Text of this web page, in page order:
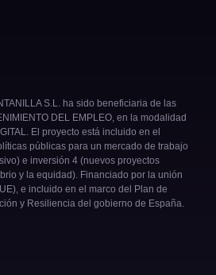
S.L. ha sido beneficiaria de las
DEL EMPLEO, en la modalidad
El proyecto está incluido en el
públicas para un mercado de trabajo
e inversión 4 (nuevos proyectos
y la equidad). Financiado por la unión
e incluido en el marco del Plan de
y Resiliencia del gobierno de España.